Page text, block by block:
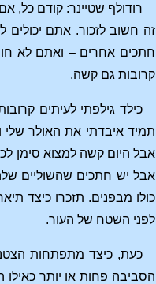
רודולף שטיינר: קודם כל,
זה חשוב לזכור. אתם
חתכים אחרים – ואתם לא
קרובות גם קשה.
כילד גילפתי לעיתים
תמיד איבדתי את האולר שלי
אבל היום קשה למצוא סימן
אבל יש חתכים שהשוליים
כולו מבפנים. תזכרו כיצד
לפני השטח של העור.
כעת, כיצד מתפתחות
הסביבה פחות או יותר כאילו